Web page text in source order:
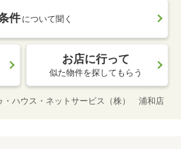
件 について聞く
お店に行って
似た物件を探してもらう
・ハウス・ネットサービス（株） 浦和店